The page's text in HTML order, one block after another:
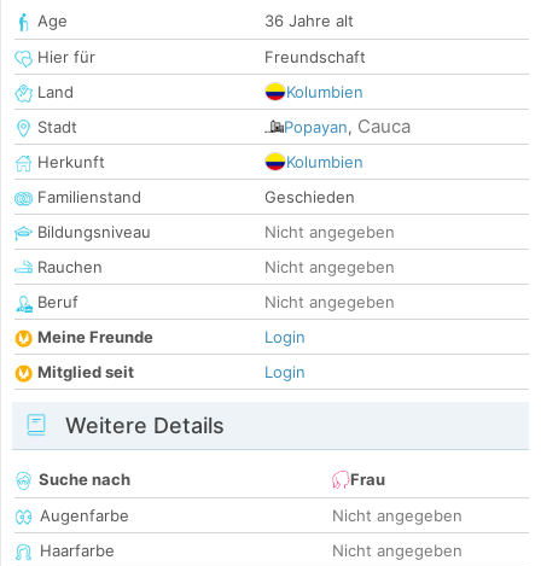
Age
36 Jahre alt
Hier für
Freundschaft
Land
Kolumbien
Stadt
Popayan, Cauca
Herkunft
Kolumbien
Familienstand
Geschieden
Bildungsniveau
Nicht angegeben
Rauchen
Nicht angegeben
Beruf
Nicht angegeben
Meine Freunde
Login
Mitglied seit
Login
Weitere Details
Suche nach
Frau
Augenfarbe
Nicht angegeben
Haarfarbe
Nicht angegeben